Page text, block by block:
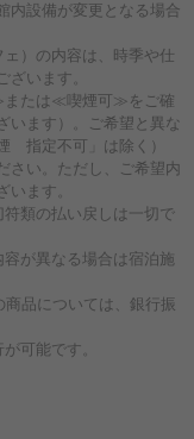
内設備が変更となる場合
）の内容は、時季や仕
います。
または≪喫煙可≫をご確
います）。ご希望と異な
指定不可」は除く）
さい。ただし、ご希望内
ます。
類の払い戻しは一切で
が異なる場合は宿泊施
品については、銀行振
可能です。